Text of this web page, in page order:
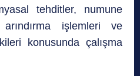
tehditler, numune
işlemleri ve
konusunda çalışma